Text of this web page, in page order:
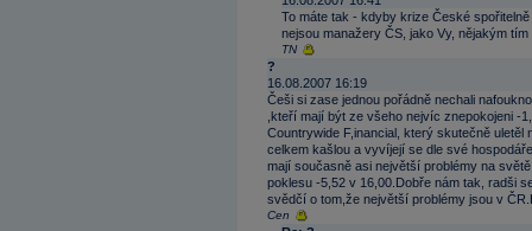
To máte tak - kdyby krize České
nejsou manažery ČS, jako Vy, nějakým
TN
?
16.08.2007 16:19
Češi si zase jednou pořádně nechali
,kteří mají být ze všeho nejvíc znepokojeni -
Countrywide F,inancial, který skutečně
celkem kašlou a vyvíjejí se dle své
mají současně asi největší problémy na
poklesu -5,52 v 16,00.Dobře nám tak, radši
svědčí o tom,že největší problémy jsou v
Cen